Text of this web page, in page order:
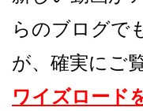
らのブログで
が、確実にご
ワイズロード